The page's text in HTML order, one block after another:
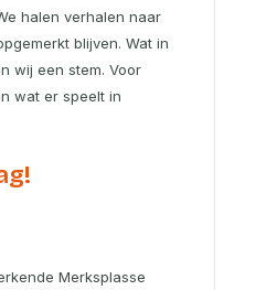
halen verhalen naar
blijven. Wat in
wij een stem. Voor
wat er speelt in
Merksplasse